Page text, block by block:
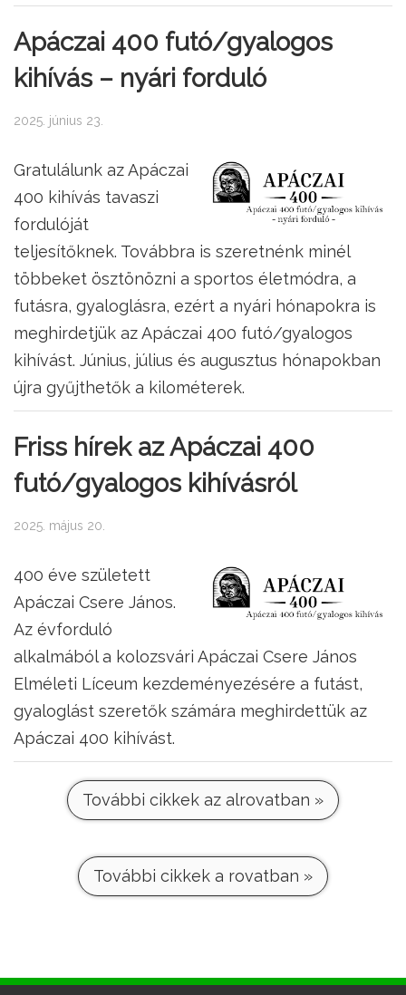
Apáczai 400 futó/gyalogos
kihívás – nyári forduló
2025. június 23.
Gratulálunk az Apáczai
400 kihívás tavaszi
fordulóját
teljesítőknek. Továbbra is szeretnénk minél
többeket ösztönözni a sportos életmódra, a
futásra, gyaloglásra, ezért a nyári hónapokra is
meghirdetjük az Apáczai 400 futó/gyalogos
kihívást. Június, július és augusztus hónapokban
újra gyűjthetők a kilométerek.
Friss hírek az Apáczai 400
futó/gyalogos kihívásról
2025. május 20.
400 éve született
Apáczai Csere János.
Az évforduló
alkalmából a kolozsvári Apáczai Csere János
Elméleti Líceum kezdeményezésére a futást,
gyaloglást szeretők számára meghirdettük az
Apáczai 400 kihívást.
További cikkek az alrovatban »
További cikkek a rovatban »